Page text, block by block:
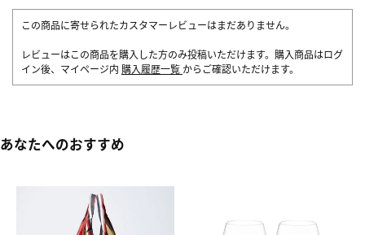
この商品に寄せられたカスタマーレビューはまだありません。
レビューはこの商品を購入した方のみ投稿いただけます。購入商品はログ
イン後、マイページ内 購入履歴一覧 からご確認いただけます。
あなたへのおすすめ